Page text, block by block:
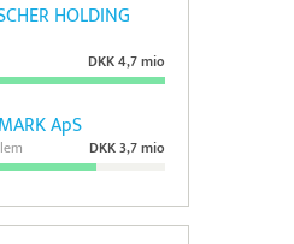
HOLDING
DKK 4,7 mio
ApS
DKK 3,7 mio